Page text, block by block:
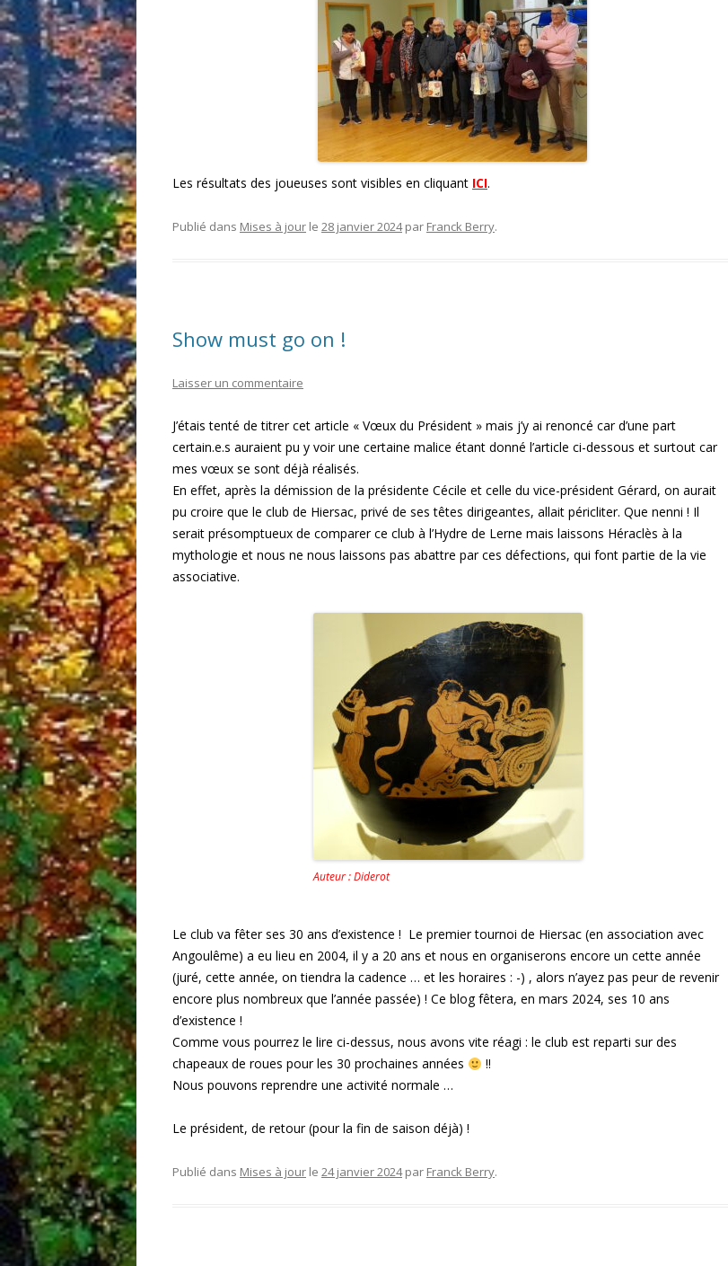
Les résultats des joueuses sont visibles en cliquant ICI.
Publié dans Mises à jour le 28 janvier 2024par Franck Berry.
Show must go on !
Laisser un commentaire
J’étais tenté de titrer cet article « Vœux du Président » mais j’y ai renoncé car d’une part
certain.e.s auraient pu y voir une certaine malice étant donné l’article ci-dessous et surtout car
mes vœux se sont déjà réalisés.
En effet, après la démission de la présidente Cécile et celle du vice-président Gérard, on aurait
pu croire que le club de Hiersac, privé de ses têtes dirigeantes, allait péricliter. Que nenni ! Il
serait présomptueux de comparer ce club à l’Hydre de Lerne mais laissons Héraclès à la
mythologie et nous ne nous laissons pas abattre par ces défections, qui font partie de la vie
associative.
Auteur : Diderot
Le club va fêter ses 30 ans d’existence ! Le premier tournoi de Hiersac (en association avec
Angoulême) a eu lieu en 2004, il y a 20 ans et nous en organiserons encore un cette année
(juré, cette année, on tiendra la cadence … et les horaires : -) , alors n’ayez pas peur de revenir
encore plus nombreux que l’année passée) ! Ce blog fêtera, en mars 2024, ses 10 ans
d’existence !
Comme vous pourrez le lire ci-dessus, nous avons vite réagi : le club est reparti sur des
chapeaux de roues pour les 30 prochaines années
!!
Nous pouvons reprendre une activité normale …
Le président, de retour (pour la fin de saison déjà) !
Publié dans Mises à jour le 24 janvier 2024par Franck Berry.